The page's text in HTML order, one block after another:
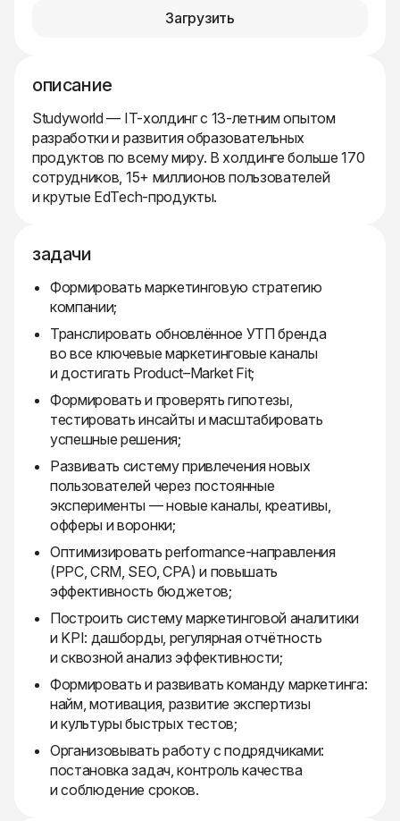
Загрузить
описание
Studyworld — IT-холдинг с 13-летним опытом
разработки и развития образовательных
продуктов по всему миру. В холдинге больше 170
сотрудников, 15+ миллионов пользователей
и крутые EdTech-продукты.
задачи
Формировать маркетинговую стратегию
компании;
Транслировать обновлённое УТП бренда
во все ключевые маркетинговые каналы
и достигать Product–Market Fit;
Формировать и проверять гипотезы,
тестировать инсайты и масштабировать
успешные решения;
Развивать систему привлечения новых
пользователей через постоянные
эксперименты — новые каналы, креативы,
офферы и воронки;
Оптимизировать performance-направления
(PPC, CRM, SEO, CPA) и повышать
эффективность бюджетов;
Построить систему маркетинговой аналитики
и KPI: дашборды, регулярная отчётность
и сквозной анализ эффективности;
Формировать и развивать команду маркетинга:
найм, мотивация, развитие экспертизы
и культуры быстрых тестов;
Организовывать работу с подрядчиками:
постановка задач, контроль качества
и соблюдение сроков.